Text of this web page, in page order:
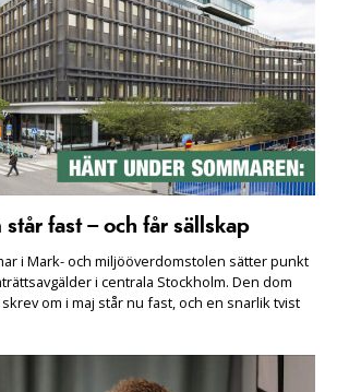
fast – och får sällskap
i Mark- och miljööverdomstolen sätter punkt
i centrala Stockholm. Den dom
om i maj står nu fast, och en snarlik tvist